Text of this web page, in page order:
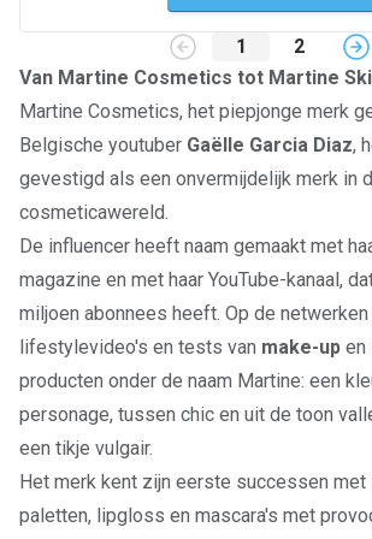
1
2
Van Martine Cosmetics tot Martine
Martine Cosmetics, het piepjonge merk
Belgische youtuber Gaëlle Garcia Diaz,
gevestigd als een onvermijdelijk merk in
cosmeticawereld.
De influencer heeft naam gemaakt met
magazine en met haar YouTube-kanaal,
miljoen abonnees heeft. Op de
lifestylevideo's en tests van make-up en
producten onder de naam Martine: een
personage, tussen chic en uit de toon
een tikje vulgair.
Het merk kent zijn eerste successen met
paletten, lipgloss en mascara's met